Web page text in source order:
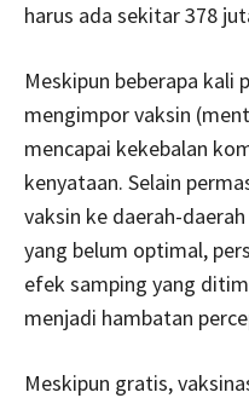
harus ada sekitar 378
Meskipun beberapa kali
mengimpor vaksin
mencapai kekebalan
kenyataan. Selain
vaksin ke daerah-
yang belum optimal,
efek samping yang
menjadi hambatan
Meskipun gratis,